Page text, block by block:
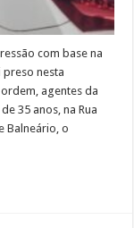
com base na
preso nesta
agentes da
35 anos, na Rua
Balneário, o